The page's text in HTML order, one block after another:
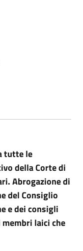
tutte le
della Corte di
Abrogazione di
del Consiglio
e dei consigli
laici che